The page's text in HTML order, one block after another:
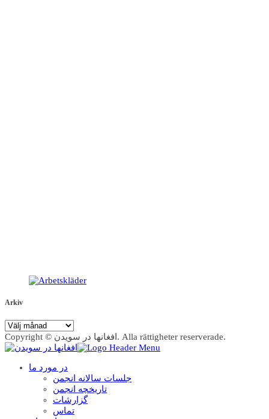
Arkiv
Arkiv
Copyright © افغانها در سویدن. Alla rättigheter reserverade.
در مورد ما
جلسات سالانه انجمن
تاریخچه انجمن
گزارشات
تماس